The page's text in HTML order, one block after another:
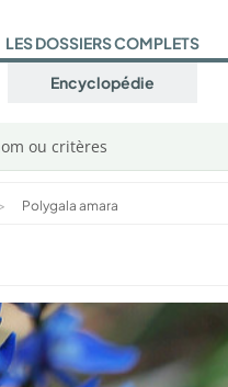
LES DOSSIERS COMPLETS
Encyclopédie
ou critères
> Polygala amara